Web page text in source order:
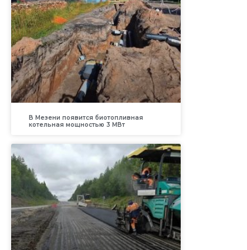
В Мезени появится биотопливная
котельная мощностью 3 МВт